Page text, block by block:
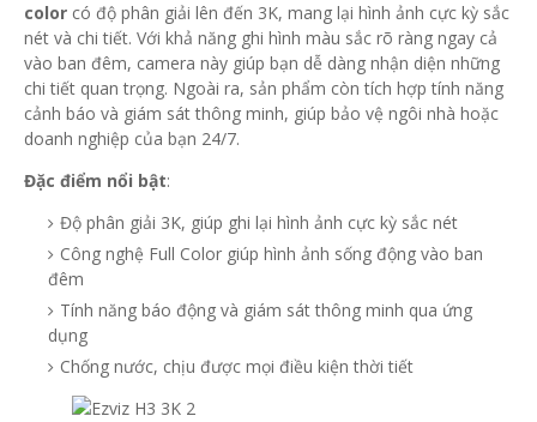
color có độ phân giải lên đến 3K, mang lại hình ảnh cực kỳ sắc
nét và chi tiết. Với khả năng ghi hình màu sắc rõ ràng ngay cả
vào ban đêm, camera này giúp bạn dễ dàng nhận diện những
chi tiết quan trọng. Ngoài ra, sản phẩm còn tích hợp tính năng
cảnh báo và giám sát thông minh, giúp bảo vệ ngôi nhà hoặc
doanh nghiệp của bạn 24/7.
Đặc điểm nổi bật:
Độ phân giải 3K, giúp ghi lại hình ảnh cực kỳ sắc nét
Công nghệ Full Color giúp hình ảnh sống động vào ban
đêm
Tính năng báo động và giám sát thông minh qua ứng
dụng
Chống nước, chịu được mọi điều kiện thời tiết